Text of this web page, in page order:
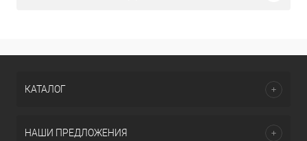
КАТАЛОГ
НАШИ ПРЕДЛОЖЕНИЯ